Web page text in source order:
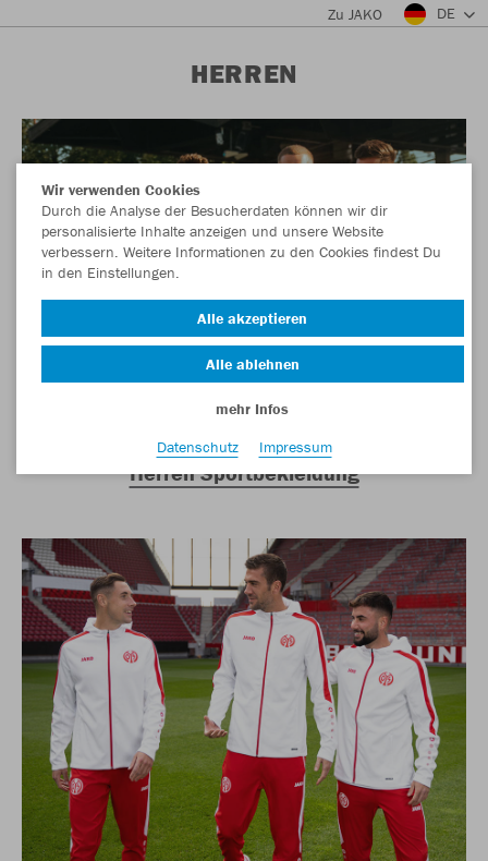
Zu JAKO DE
HERREN
Herren Sportbekleidung
Wir verwenden Cookies
Durch die Analyse der Besucherdaten können wir dir
personalisierte Inhalte anzeigen und unsere Website
verbessern. Weitere Informationen zu den Cookies findest Du
in den Einstellungen.
Alle akzeptieren
Alle ablehnen
mehr Infos
Datenschutz
Impressum